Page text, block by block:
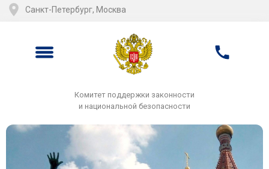
Санкт-Петербург, Москва
Комитет поддержки законности
и национальной безопасности